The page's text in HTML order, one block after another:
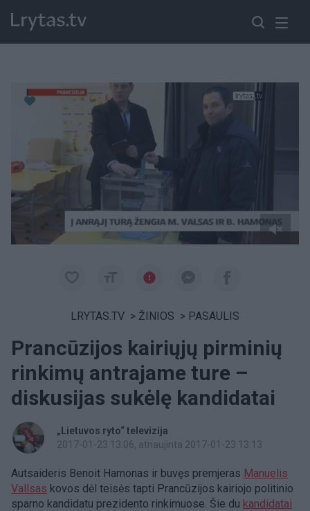
Paremkite Ukrainą
LRYTAS.TV > ŽINIOS > PASAULIS
Prancūzijos kairiųjų pirminių
rinkimų antrajame ture –
diskusijas sukėlę kandidatai
„Lietuvos ryto“ televizija
2017-01-23 13:06, atnaujinta 2017-01-23 13:13
Autsaideris Benoit Hamonas ir buvęs premjeras Manuelis
Vallsas kovos dėl teisės tapti Prancūzijos kairiojo politinio
sparno kandidatu prezidento rinkimuose. Šie du kandidatai